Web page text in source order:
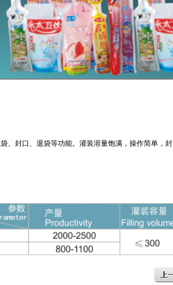
、封口、退袋等功能。灌装溶量饱满，操作简单，